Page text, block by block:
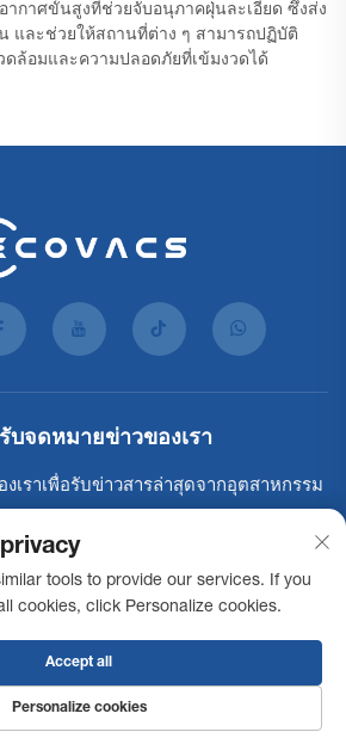
ากาศขั้นสูงที่ช่วยจับอนุภาคฝุ่นละเอียด ซึ่งส่ง
และช่วยให้สถานที่ต่าง ๆ สามารถปฏิบัติ
ล้อมและความปลอดภัยที่เข้มงวดได้
บจดหมายข่าวของเรา
เราเพื่อรับข่าวสารล่าสุดจากอุตสาหกรรม
สมัครสมาชิก
เงื่อนไขการใช้งาน
tools to provide our services. If you
cookies, click Personalize cookies.
Personalize cookies
Accept all